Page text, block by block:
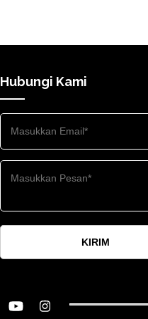
Hubungi Kami
KIRIM